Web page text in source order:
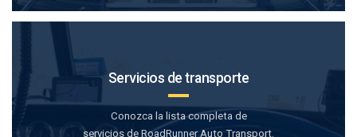
Servicios de transporte
Conozca la lista completa de
servicios de RoadRunner Auto Transport.